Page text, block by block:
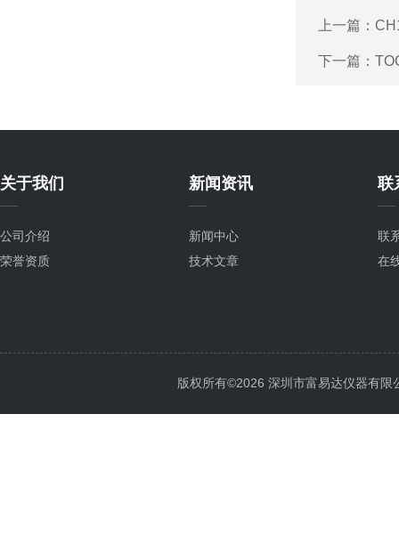
上一篇：
下一篇：
关于我们
公司介绍
荣誉资质
新闻资讯
新闻中心
技术文章
联
联
在
版权所有©2026 深圳市富易达仪器有